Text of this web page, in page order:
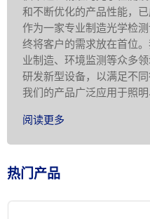
和不断优化的产品性能，
作为一家专业制造光学检
终将客户的需求放在首位
业制造、环境监测等众多
研发新型设备，以满足不
我们的产品广泛应用于照
阅读更多
热门产品